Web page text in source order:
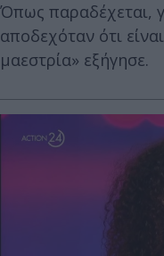
Όπως παραδέχεται,
αποδεχόταν ότι
μαεστρία» εξήγησε.